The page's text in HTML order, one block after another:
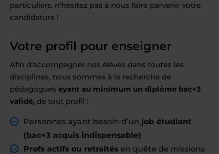
particuliers, n'hésitez pas à nous faire parvenir votre
candidature !
Votre profil pour enseigner
Afin d’accompagner nos élèves dans toutes les
disciplines, nous sommes à la recherche de
pédagogues ayant au minimum un diplôme bac+3
validé, de tout profil :
Personnes ayant besoin d’un job étudiant
(bac+3 acquis indispensable)
Profs actifs ou retraités en quête de missions